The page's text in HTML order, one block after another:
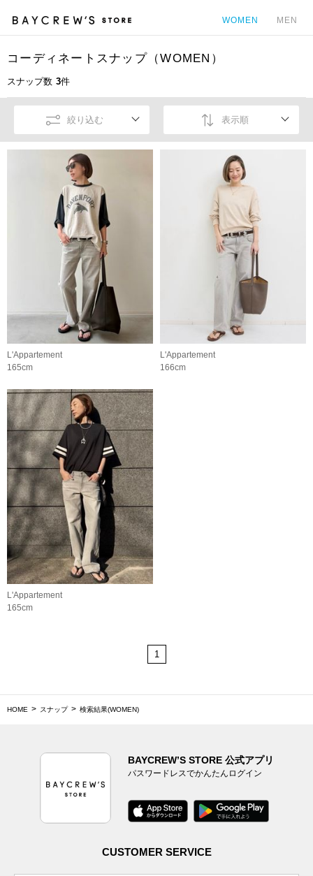
WOMEN MEN
コーディネートスナップ（WOMEN）
スナップ数 3件
絞り込む 表示順
L'Appartement
165cm
L'Appartement
166cm
L'Appartement
165cm
1
HOME スナップ 検索結果(WOMEN)
BAYCREW’S STORE 公式アプリ
パスワードレスでかんたんログイン
CUSTOMER SERVICE